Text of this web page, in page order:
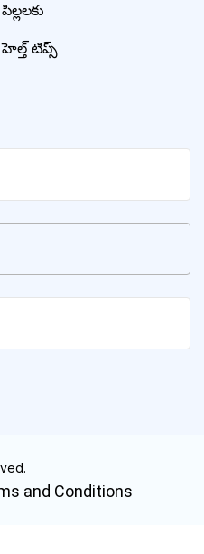
పిల్లలకు
హెల్త్ టిప్స్
and Conditions